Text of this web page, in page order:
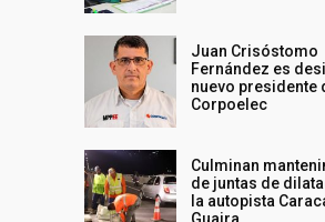
Juan Crisóstomo
Fernández es
nuevo presidente
Corpoelec
Culminan
de juntas de
la autopista